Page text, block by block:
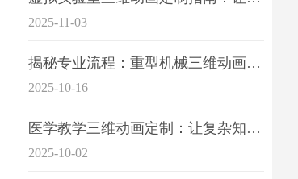
2025-11-03
揭秘专业流程：重型机械三维动画制作的5大关键步骤
2025-10-16
医学教学三维动画定制：让复杂知识一目了
2025-10-02